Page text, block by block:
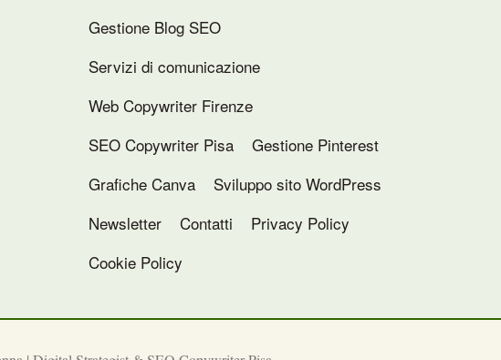
Gestione Blog SEO
Servizi di comunicazione
Web Copywriter Firenze
SEO Copywriter Pisa
Gestione Pinterest
Grafiche Canva
Sviluppo sito WordPress
Newsletter
Contatti
Privacy Policy
Cookie Policy